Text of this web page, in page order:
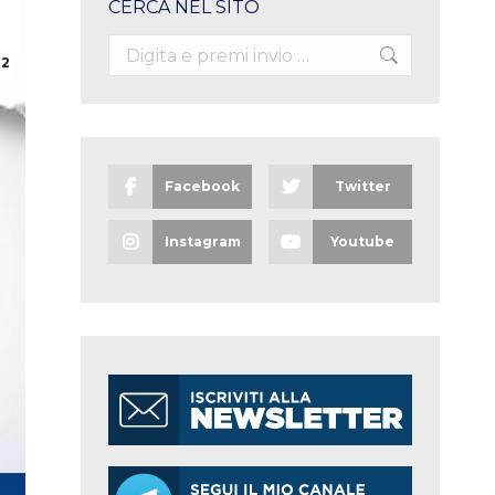
CERCA NEL SITO
Search:
Facebook Twitter
Instagram Youtube